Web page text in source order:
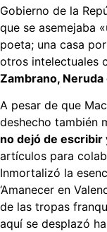
Gobierno de la
que se asemejaba
poeta; una casa
otros intelectuales
Zambrano, Neruda
A pesar de que
deshecho también
no dejó de escribir
artículos para
Inmortalizó la
‘Amanecer en
de las tropas
aquí se desplazó